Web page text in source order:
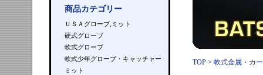
商品カテゴリー
ＵＳＡグローブ,ミット
硬式グローブ
軟式グローブ
軟式少年グローブ・キャッチャー
ミット
TOP > 軟式金属・カ